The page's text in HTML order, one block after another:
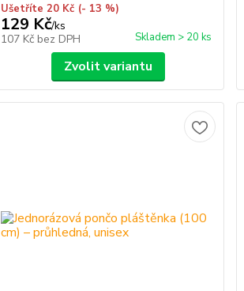
Ušetříte 20 Kč (- 13 %)
129 Kč/ks
107 Kč bez DPH Skladem > 20 ks
Zvolit variantu